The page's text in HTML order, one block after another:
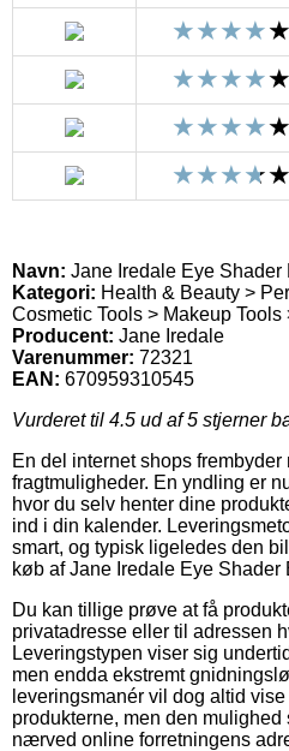
Navn: Jane Iredale Eye Shader
Kategori: Health & Beauty >
Cosmetic Tools > Makeup
Producent: Jane Iredale
Varenummer: 72321
EAN: 670959310545
Vurderet til 4.5 ud af 5 stjerner
En del internet shops
fragtmuligheder. En yndling er
hvor du selv henter dine
ind i din kalender.
smart, og typisk ligeledes den
køb af Jane Iredale Eye Shader
Du kan tillige prøve at få
privatadresse eller til adressen
Leveringstypen viser sig
men endda ekstremt
leveringsmanér vil dog altid
produkterne, men den
nærved online forretningens